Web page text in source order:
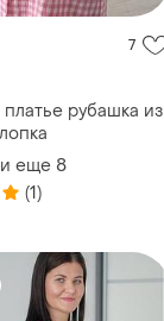
7
рубашка из
и еще 8
(1)